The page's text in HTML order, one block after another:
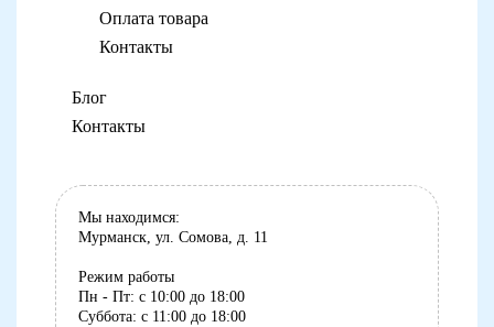
Оплата товара
Контакты
Блог
Контакты
Мы находимся:
Мурманск, ул. Сомова, д. 11
Режим работы
Пн - Пт: с 10:00 до 18:00
Суббота: с 11:00 до 18:00